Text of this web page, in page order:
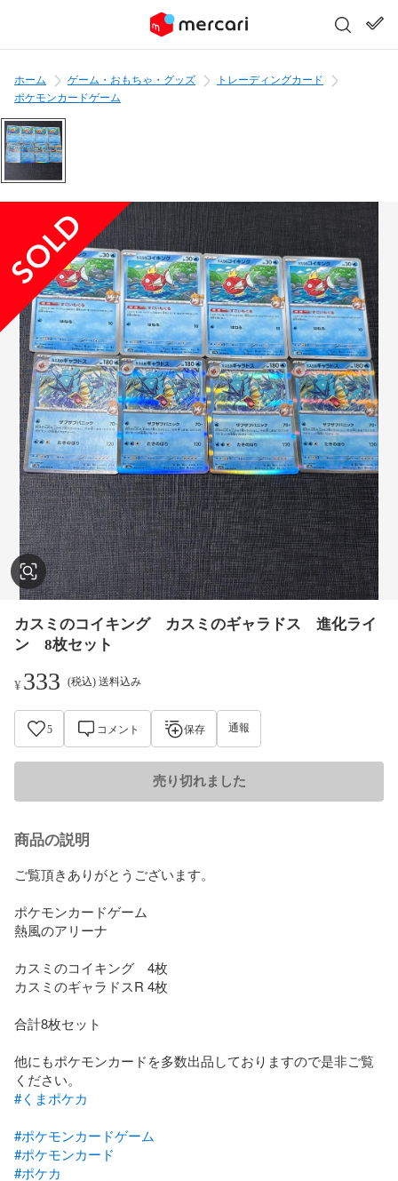
ホーム ゲーム・おもちゃ・グッズ
トレーディングカード
ポケモンカードゲーム
カスミのコイキング カスミのギャラドス 進化ライ
ン 8枚セット
¥333 (税込) 送料込み
5 コメント 保存 通報
売り切れました
商品の説明
ご覧頂きありがとうございます。
ポケモンカードゲーム
熱風のアリーナ
カスミのコイキング　4枚
カスミのギャラドスR 4枚
合計8枚セット
他にもポケモンカードを多数出品しておりますので是非ご覧
#くまポケカ
#ポケモンカードゲーム
#ポケモンカード
#ポケカ